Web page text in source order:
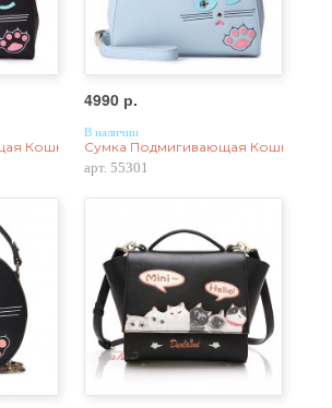
Кошка 55300, экокожа, черная
4990 р.
В наличии
Сумка Подмигивающая Кошка
арт. 55301